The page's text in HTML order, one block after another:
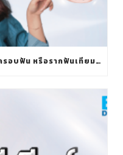
การบูรณะฟันทั้งปาก ด้วย วีเนียร์ ครอบฟัน หรือรากฟันเทียมทั้งปาก ทางเลือกไหนใช่สำหรับคุณ?